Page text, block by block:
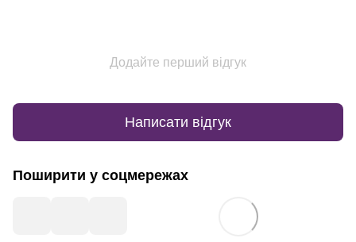
Додайте перший відгук
Написати відгук
Поширити у соцмережах